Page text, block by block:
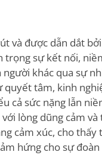
và được dẫn dắt
trọng sự kết nối,
khác qua sự
quyết tâm, kinh
cả sức nặng lẫn
lòng dũng cảm
cảm xúc, cho thấy
hứng cho sự đoàn